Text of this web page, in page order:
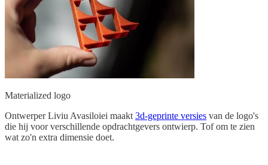
Materialized logo
Ontwerper Liviu Avasiloiei maakt 3d-geprinte versies van de logo's
die hij voor verschillende opdrachtgevers ontwierp. Tof om te zien
wat zo'n extra dimensie doet.